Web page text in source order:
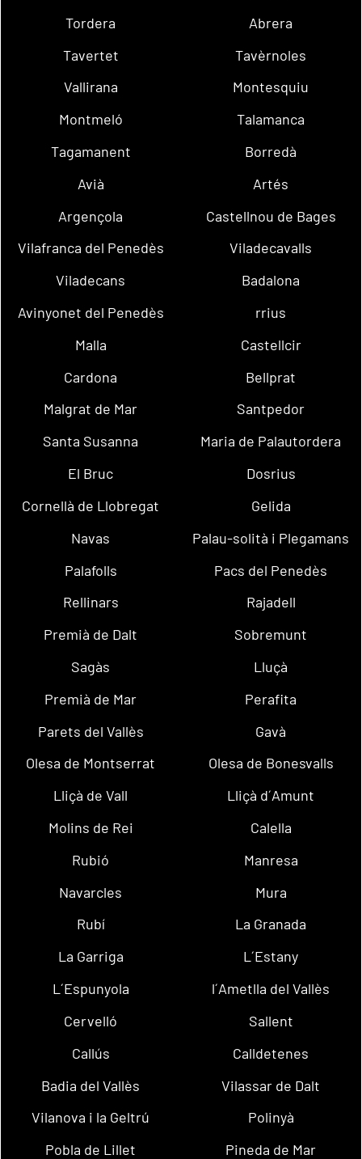
Tordera
Abrera
Tavertet
Tavèrnoles
Vallirana
Montesquiu
Montmeló
Talamanca
Tagamanent
Borredà
Avià
Artés
Argençola
Castellnou de Bages
Vilafranca del Penedès
Viladecavalls
Viladecans
Badalona
Avinyonet del Penedès
rrius
Malla
Castellcir
Cardona
Bellprat
Malgrat de Mar
Santpedor
Santa Susanna
Maria de Palautordera
El Bruc
Dosrius
Cornellà de Llobregat
Gelida
Navas
Palau-solità i Plegamans
Palafolls
Pacs del Penedès
Rellinars
Rajadell
Premià de Dalt
Sobremunt
Sagàs
Lluçà
Premià de Mar
Perafita
Parets del Vallès
Gavà
Olesa de Montserrat
Olesa de Bonesvalls
Lliçà de Vall
Lliçà d´Amunt
Molins de Rei
Calella
Rubió
Manresa
Navarcles
Mura
Rubí
La Granada
La Garriga
L´Estany
L´Espunyola
l´Ametlla del Vallès
Cervelló
Sallent
Callús
Calldetenes
Badia del Vallès
Vilassar de Dalt
Vilanova i la Geltrú
Polinyà
Pobla de Lillet
Pineda de Mar